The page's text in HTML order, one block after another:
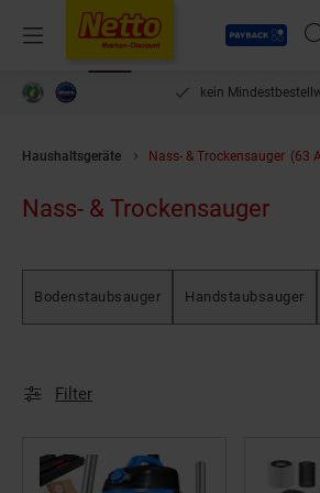
Menü
Payback
kein
Haushaltsgeräte Nass- & Trockensauger (63
Nass- & Trockensauger
Bodenstaubsauger Handstaubsauger
Filter